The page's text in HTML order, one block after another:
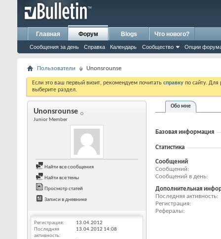
Главная Форум
Сообщения за день Справка Календарь Сообщество Опции
Blogs Что нового?
Пользователи Unonsrounse
Если это ваш первый визит, рекомендуем почитать справку по сайту.
выберите раздел.
Unonsrounse
Junior Member
Найти все сообщения
Найти все темы
Просмотр статей
Записи в дневнике
Регистрация
13.04.2012
Последняя
активность
13.04.2012 14:08
Обо мне
Базовая информация
Статистика
Сообщений
Сообщений
Сообщений в день
Дополнительная
Последняя активность
Регистрация
Рефералы